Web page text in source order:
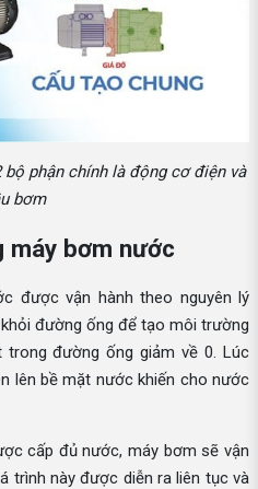
phận chính là động cơ điện và
bơm
máy bơm nước
được vận hành theo nguyên lý
đường ống để tạo môi trường
trong đường ống giảm về 0. Lúc
lên bề mặt nước khiến cho nước
cấp đủ nước, máy bơm sẽ vận
trình này được diễn ra liên tục và